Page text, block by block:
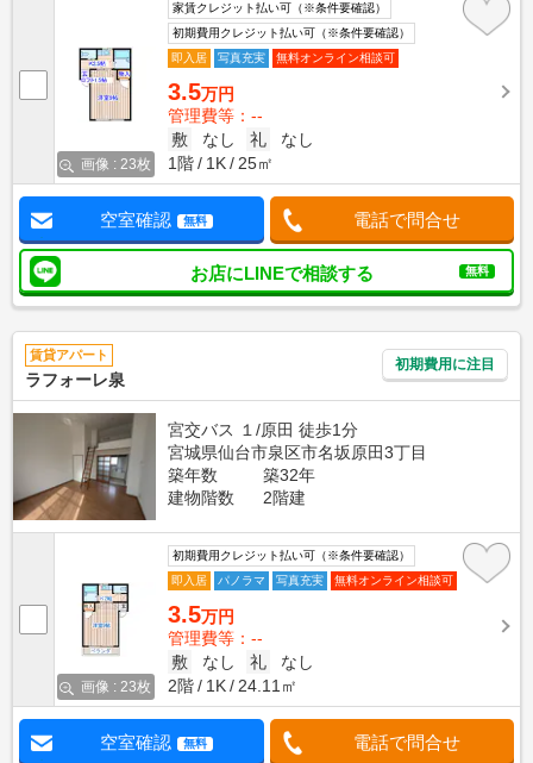
画像 : 23枚
家賃クレジット払い可（※条件要確認）
初期費用クレジット払い可（※条件要確認）
即入居
写真充実 無料オンライン相談可
3.5万円
管理費等：--
敷
なし 礼
なし
1階
1K 25㎡
空室確認 無料 電話で問合せ
お店にLINEで相談する 無料
賃貸アパート
ラフォーレ泉
初期費用に注目
宮交バス １/原田 徒歩1分
宮城県仙台市泉区市名坂原田3丁目
築年数
築32年
建物階数
2階建
画像 : 23枚
初期費用クレジット払い可（※条件要確認）
即入居
パノラマ 写真充実 無料オンライン相談可
3.5万円
管理費等：--
敷
なし 礼
なし
2階
1K 24.11㎡
空室確認 無料 電話で問合せ